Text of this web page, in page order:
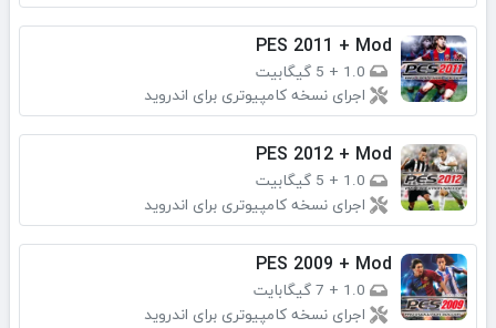
PES 2011 + Mod
1.0
+ 5 گیگابیت
اجرای نسخه کامپیوتری برای اندروید
PES 2012 + Mod
1.0
+ 5 گیگابیت
اجرای نسخه کامپیوتری برای اندروید
PES 2009 + Mod
1.0
+ 7 گیگابایت
اجرای نسخه کامپیوتری برای اندروید